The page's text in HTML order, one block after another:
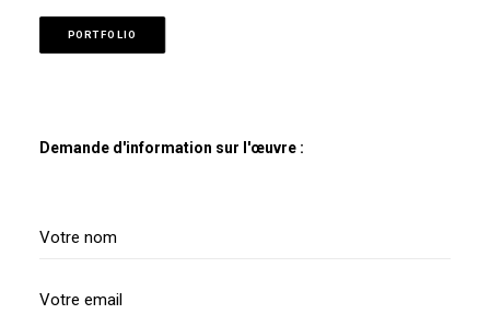
PORTFOLIO
Demande d'information sur l'œuvre :